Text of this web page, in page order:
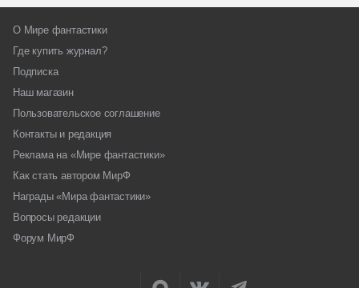
О Мире фантастики
Где купить журнал?
Подписка
Наш магазин
Пользовательское соглашение
Контакты и редакция
Реклама на «Мире фантастики»
Как стать автором МирФ
Награды «Мира фантастики»
Вопросы редакции
Форум МирФ